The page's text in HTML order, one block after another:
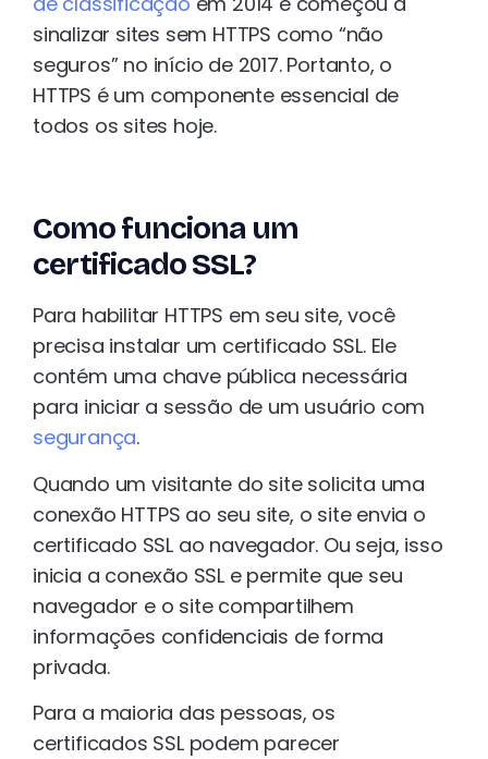
sinalizar sites sem HTTPS como “não
seguros” no início de 2017. Portanto, o
HTTPS é um componente essencial de
todos os sites hoje.
Como funciona um
certificado SSL?
Para habilitar HTTPS em seu site, você
precisa instalar um certificado SSL. Ele
contém uma chave pública necessária
para iniciar a sessão de um usuário com
segurança.
Quando um visitante do site solicita uma
conexão HTTPS ao seu site, o site envia o
certificado SSL ao navegador. Ou seja, isso
inicia a conexão SSL e permite que seu
navegador e o site compartilhem
informações confidenciais de forma
privada.
Para a maioria das pessoas, os
certificados SSL podem parecer